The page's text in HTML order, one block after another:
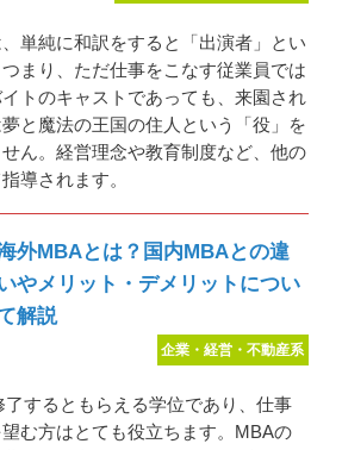
、単純に和訳をすると「出演者」とい
まり、ただ仕事をこなす従業員では
トのキャストであっても、来園され
と魔法の王国の住人という「役」を
ん。経営理念や教育制度など、他の
導されます。
外MBAとは？国内MBAとの違
やメリット・デメリットについ
解説
企業・経営・不動産系
するともらえる学位であり、仕事
む方はとても役立ちます。MBAの